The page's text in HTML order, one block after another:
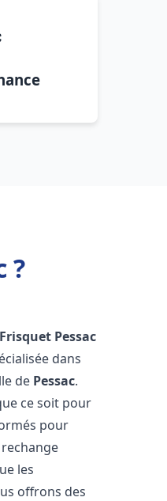
?
Pessac
dans
de Pessac.
ce soit pour
pour
les
offrons des